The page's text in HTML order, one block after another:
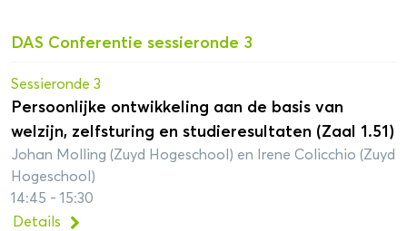
DAS Conferentie sessieronde 3
Sessieronde 3
Persoonlijke ontwikkeling aan de basis van
welzijn, zelfsturing en studieresultaten (Zaal 1.51)
Johan Molling (Zuyd Hogeschool) en Irene Colicchio (Zuyd
Hogeschool)
14:45 - 15:30
Details